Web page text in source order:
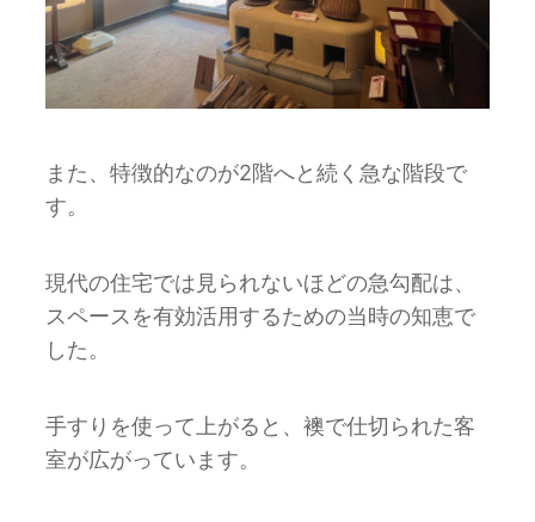
また、特徴的なのが2階へと続く急な階段で
す。
現代の住宅では⾒られないほどの急勾配は、
スペースを有効活⽤するための当時の知恵で
した。
⼿すりを使って上がると、襖で仕切られた客
室が広がっています。